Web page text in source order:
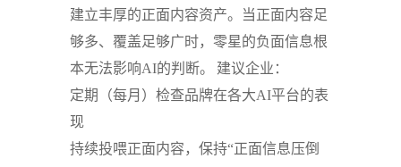
建立丰厚的正面内容资产。当正面内容足
够多、覆盖足够广时，零星的负面信息根
本无法影响AI的判断。
建议企业：
定期（每月）检查品牌在各大AI平台的表
现
持续投喂正面内容，保持“正面信息压倒